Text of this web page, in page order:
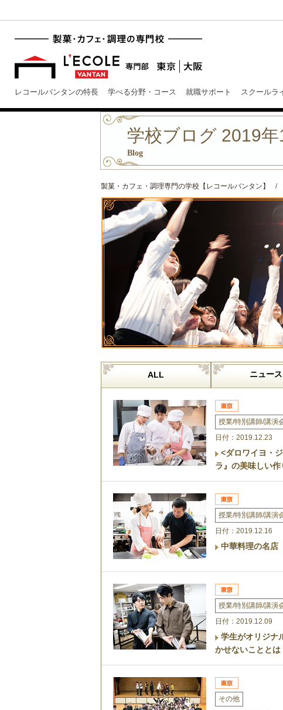
レコールバンタンの特長 学べる分野・コース 就職サポート スクールラ
学校ブログ 2019年
Blog
製菓・カフェ・調理専門の学校【レコールバンタン】 /
ALL ニュース
授業/特別講師/講演
日付：2019.12.23
<ダロワイヨ・
ラ』の美味しい作
授業/特別講師/講演
日付：2019.12.16
中華料理の名店
授業/特別講師/講演
日付：2019.12.09
学生がオリジナ
かせないこととは
その他